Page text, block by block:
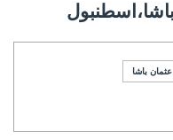
باشا